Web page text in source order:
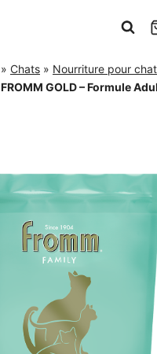
» Chats » Nourriture pour chat
FROMM GOLD – Formule